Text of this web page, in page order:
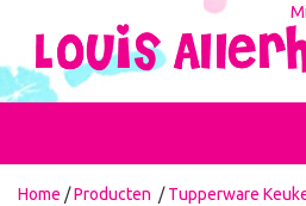
Home /Producten /Tupperware